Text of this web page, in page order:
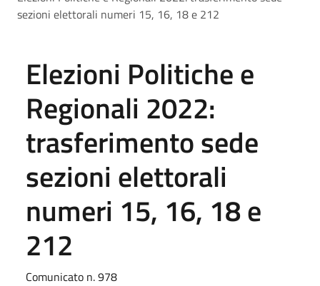
sezioni elettorali numeri 15, 16, 18 e 212
Elezioni Politiche e
Regionali 2022:
trasferimento sede
sezioni elettorali
numeri 15, 16, 18 e
212
Comunicato n. 978